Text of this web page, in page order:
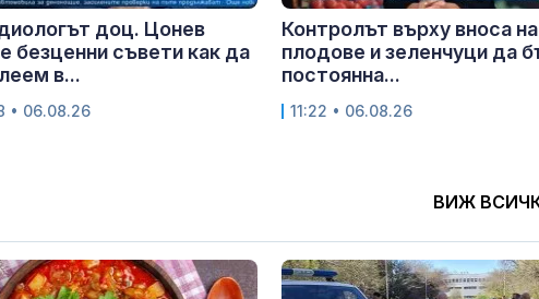
доц. Цонев
безценни съвети как да
в...
• 06.08.26
Контролът върху вноса на
плодове и зеленчуци да
постоянна...
11:22 • 06.08.26
ВИЖ